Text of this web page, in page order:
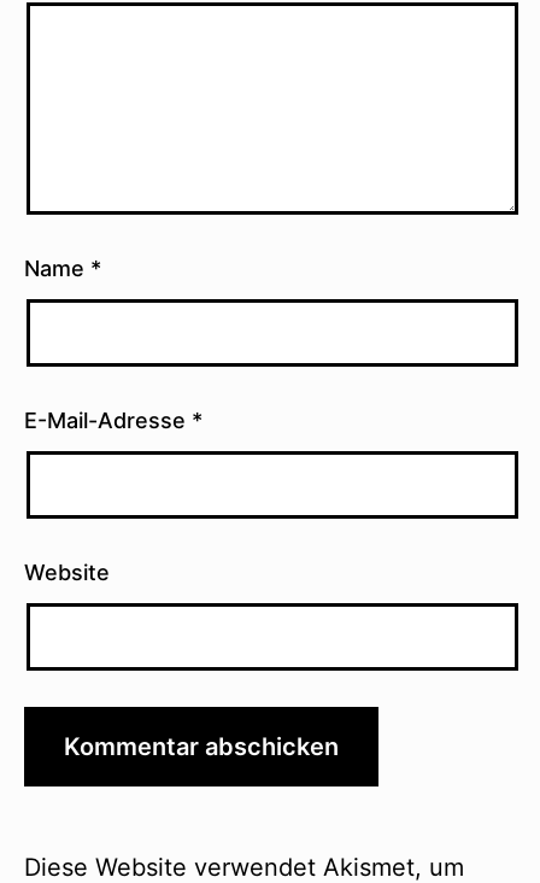
Name *
E-Mail-Adresse *
Website
Diese Website verwendet Akismet, um